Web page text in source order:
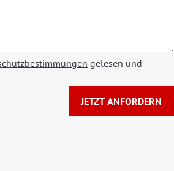
gelesen und
JETZT ANFORDERN